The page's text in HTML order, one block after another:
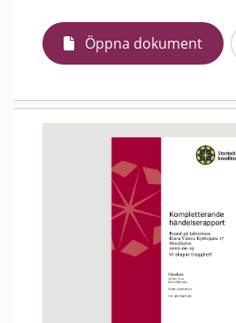
Öppna dokument